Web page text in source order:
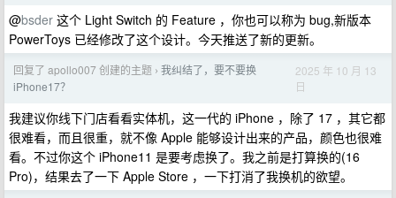
@bsder 这个 Light Switch 的 Feature ，你也可以称为 bug,新版本
PowerToys 已经修改了这个设计。今天推送了新的更新。
回复了 apollo007 创建的主题 › 我纠结了，要不要换
iPhone17？
2025 年 10 月 13
日
我建议你线下门店看看实体机，这一代的 iPhone ，除了 17 ，其它都
很难看，而且很重，就不像 Apple 能够设计出来的产品，颜色也很难
看。不过你这个 iPhone11 是要考虑换了。我之前是打算换的(16
Pro)，结果去了一下 Apple Store ，一下打消了我换机的欲望。